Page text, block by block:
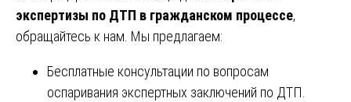
экспертизы по ДТП в гражданском процессе,
обращайтесь к нам. Мы предлагаем:
Бесплатные консультации по вопросам
оспаривания экспертных заключений по ДТП.